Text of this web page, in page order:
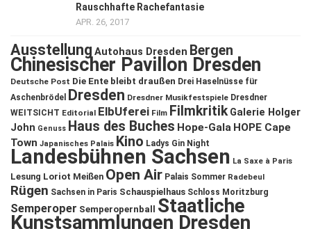
Rauschhafte Rachefantasie
APR. 26, 2017
Ausstellung Autohaus Dresden Bergen
Chinesischer Pavillon Dresden
Deutsche Post Die Ente bleibt draußen Drei Haselnüsse für
Aschenbrödel
Dresden Dresdner Musikfestspiele Dresdner
WEITSICHT Editorial ElbUferei Film Filmkritik Galerie Holger
John Genuss Haus des Buches Hope-Gala HOPE Cape
Town Japanisches Palais Kino Ladys Gin Night
Landesbühnen Sachsen La Saxe à Paris
Lesung Loriot Meißen Open Air Palais Sommer Radebeul
Rügen Sachsen in Paris Schauspielhaus Schloss Moritzburg
Semperoper Semperopernball Staatliche
Kunstsammlungen Dresden